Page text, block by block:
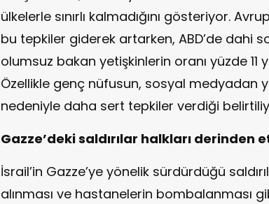
ülkelerle sınırlı kalmadığını gösteriyor.
bu tepkiler giderek artarken, ABD’de dahi
olumsuz bakan yetişkinlerin oranı yüzde 11
Özellikle genç nüfusun, sosyal medyadan
nedeniyle daha sert tepkiler verdiği
Gazze’deki saldırılar halkları derinden
İsrail’in Gazze’ye yönelik sürdürdüğü
alınması ve hastanelerin bombalanması